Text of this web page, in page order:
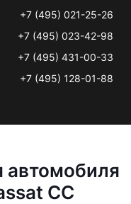
+7 (495) 021-25-26
+7 (495) 023-42-98
+7 (495) 431-00-33
+7 (495) 128-01-88
автомобиля
CC